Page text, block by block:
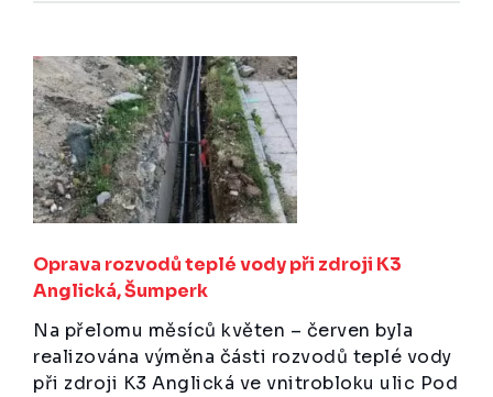
Oprava rozvodů teplé vody při zdroji K3
Anglická, Šumperk
Na přelomu měsíců květen – červen byla
realizována výměna části rozvodů teplé vody
při zdroji K3 Anglická ve vnitrobloku ulic Pod